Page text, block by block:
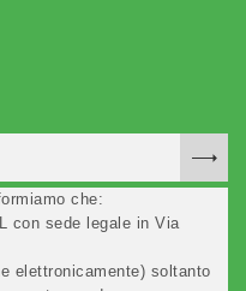
che:
con sede legale in Via
elettronicamente) soltanto